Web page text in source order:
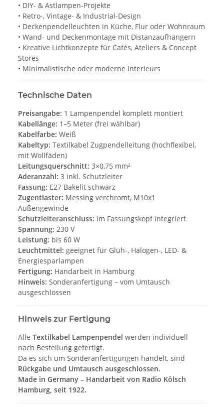
• DIY- & Astlampen-Projekte
• Retro-, Vintage- & Industrial-Design
• Deckenpendelleuchten in Küche, Flur oder Wohnraum
• Wand- und Deckenmontage mit Distanzaufhängern
• Kreative Lichtkonzepte für Cafés, Ateliers & Concept
Stores
• Minimalistische oder moderne Interieurs
Technische Daten
Preisangabe: 1 Lampenpendel komplett montiert
Kabellänge: 1–5 Meter (frei wählbar)
Kabelfarbe: Weiß
Kabeltyp: Textilkabel Zugpendelleitung (hochflexibel,
mit Wollfäden)
Leitungsquerschnitt: 3×0,75 mm²
Aderanzahl: 3 inkl. Schutzleiter
Fassung: E27 Bakelit schwarz
Zugentlaster: Messing verchromt, M10x1
Außengewinde
Schutzleiteranschluss: im Fassungskopf integriert
Spannung: 230 V
Leistung: bis 60 W
Leuchtmittel: geeignet für Glüh-, Halogen-, LED- &
Energiesparlampen
Fertigung: Handarbeit in Hamburg
Hinweis: Sonderanfertigung – vom Umtausch
ausgeschlossen
Hinweis zur Fertigung
Alle Textilkabel Lampenpendel werden individuell
nach Bestellung gefertigt.
Da es sich um Sonderanfertigungen handelt, sind
Rückgabe und Umtausch ausgeschlossen.
Made in Germany – Handarbeit von Radio Kölsch
Hamburg, seit 1922.